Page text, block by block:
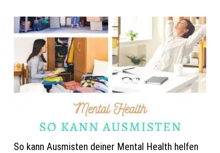
So kann Ausmisten deiner Mental Health helfen